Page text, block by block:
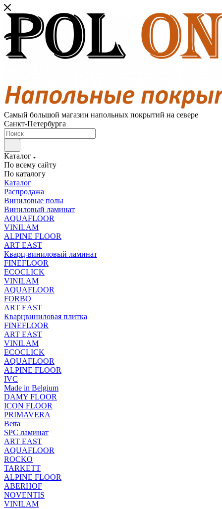
Самый большой магазин напольных покрытий на севере
Санкт-Петербурга
Каталог
По всему сайту
По каталогу
Каталог
Распродажа
Виниловые полы
Виниловый ламинат
AQUAFLOOR
VINILAM
ALPINE FLOOR
ART EAST
Кварц-виниловый ламинат
FINEFLOOR
ECOCLICK
VINILAM
AQUAFLOOR
FORBO
ART EAST
Кварцвиниловая плитка
FINEFLOOR
ART EAST
VINILAM
ECOCLICK
AQUAFLOOR
ALPINE FLOOR
IVC
Made in Belgium
DAMY FLOOR
ICON FLOOR
PRIMAVERA
Betta
SPC ламинат
ART EAST
AQUAFLOOR
ROCKO
TARKETT
ALPINE FLOOR
ABERHOF
NOVENTIS
VINILAM